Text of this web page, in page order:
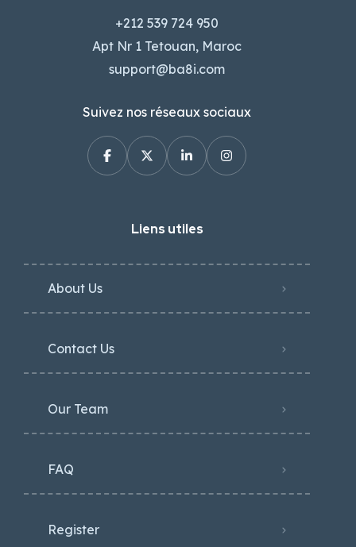
+212 539 724 950
Apt Nr 1 Tetouan, Maroc
support@ba8i.com
Suivez nos réseaux sociaux
Liens utiles
About Us
Contact Us
Our Team
FAQ
Register